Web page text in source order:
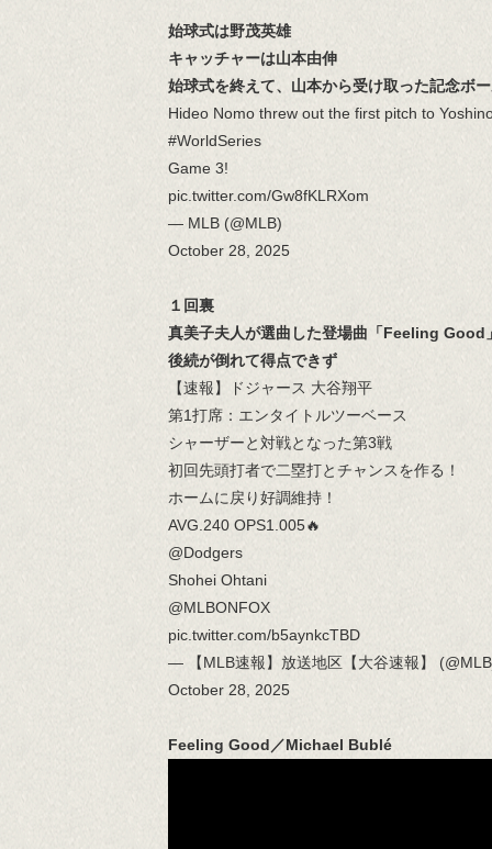
始球式は野茂英雄
キャッチャーは山本由伸
始球式を終えて、山本から受け取った記念ボ
Hideo Nomo threw out the first pitch to
#WorldSeries
Game 3!
pic.twitter.com/Gw8fKLRXom
— MLB (@MLB)
October 28, 2025
１回裏
真美子夫人が選曲した登場曲「Feeling Good
後続が倒れて得点できず
【速報】ドジャース 大谷翔平
第1打席：エンタイトルツーベース
シャーザーと対戦となった第3戦
初回先頭打者で二塁打とチャンスを作る！
ホームに戻り好調維持！
AVG.240 OPS1.005🔥
@Dodgers
Shohei Ohtani
@MLBONFOX
pic.twitter.com/b5aynkcTBD
— 【MLB速報】放送地区【大谷速報】
October 28, 2025
Feeling Good／Michael Bublé